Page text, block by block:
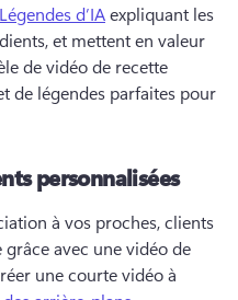
Légendes d’IA expliquant les
et mettent en valeur
de vidéo de recette
de légendes parfaites pour
personnalisées
à vos proches, clients
avec une vidéo de
une courte vidéo à